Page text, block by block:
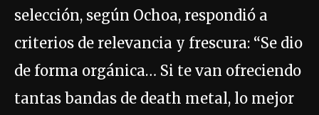
selección, según Ochoa, respondió a
criterios de relevancia y frescura: “Se dio
de forma orgánica… Si te van ofreciendo
tantas bandas de death metal, lo mejor